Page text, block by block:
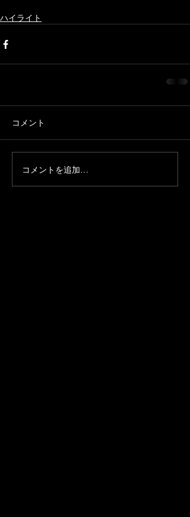
ハイライト
コメント
コメントを追加…